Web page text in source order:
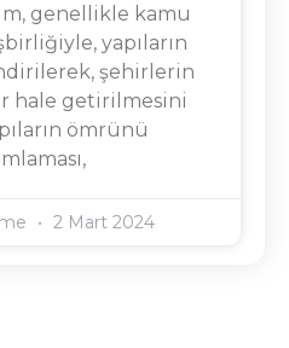
genellikle kamu
yapıların
şehirlerin
hale getirilmesini
ömrünü
2 Mart 2024